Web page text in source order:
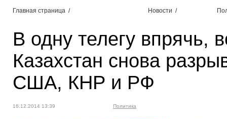
Главная страница / Новости /
В одну телегу впрячь,
Казахстан снова
США, КНР и РФ
16.12.2014 13:39 Политика